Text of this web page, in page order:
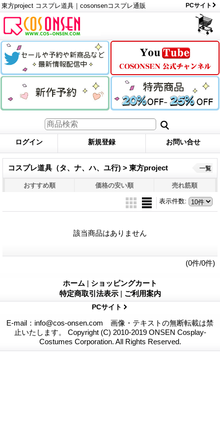
東方project コスプレ道具｜cosonsenコスプレ通販 PCサイト
ログイン 新規登録 お問い合せ
コスプレ道具（タ、ナ、ハ、ユ行) > 東方project 一覧
おすすめ順 価格の安い順 売れ筋順
表示件数:
該当商品はありません
(0件/0件)
ホーム | ショッピングカート
特定商取引法表示 | ご利用案内
PCサイト
E-mail：info@cos-onsen.com 画像・テキストの無断転載は禁
止いたします。 Copyright (C) 2010-2019 ONSEN Cosplay-
Costumes Corporation. All Rights Reserved.